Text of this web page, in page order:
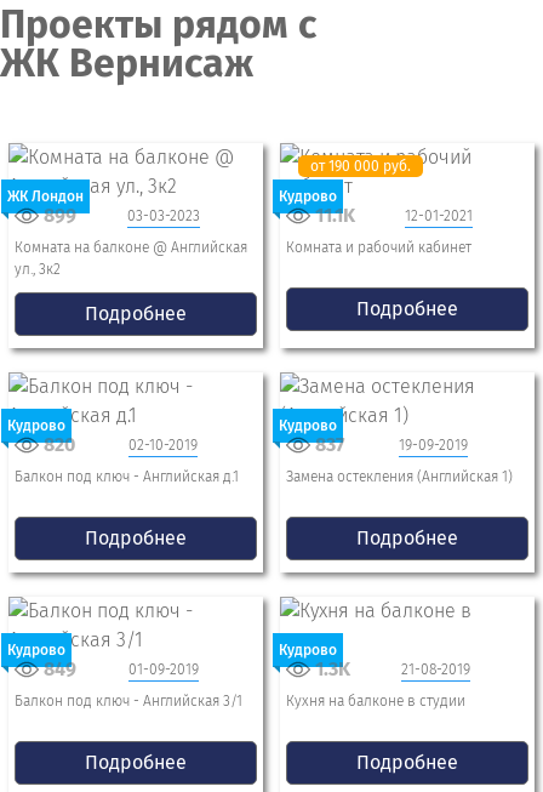
Проекты рядом с
ЖК Вернисаж
ЖК Лондон
03-03-2023
899
Комната на балконе @ Английская
ул., 3к2
Подробнее
Кудрово
от 190 000 руб.
12-01-2021
11.1K
Комната и рабочий кабинет
Подробнее
Кудрово
02-10-2019
820
Балкон под ключ - Английская д.1
Подробнее
Кудрово
19-09-2019
837
Замена остекления (Английская 1)
Подробнее
Кудрово
01-09-2019
849
Балкон под ключ - Английская 3/1
Подробнее
Кудрово
21-08-2019
1.3K
Кухня на балконе в студии
Подробнее